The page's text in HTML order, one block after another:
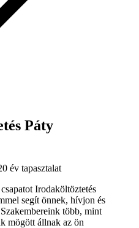
Páty
év tapasztalat
Irodaköltöztetés
segít önnek, hívjon és
több, mint
mögött állnak az ön